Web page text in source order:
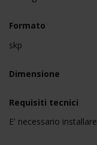
Formato
skp
Dimensione
Requisiti tecnici
E' necessario